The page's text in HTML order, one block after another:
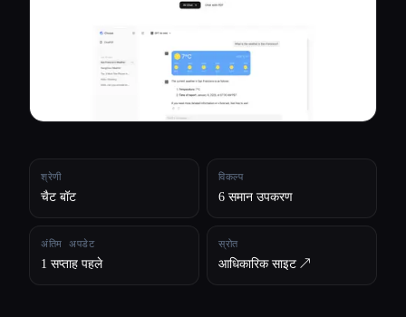
श्रेणी
चैट बॉट
विकल्प
6 समान उपकरण
अंतिम अपडेट
1 सप्ताह पहले
स्रोत
आधिकारिक साइट ↗︎